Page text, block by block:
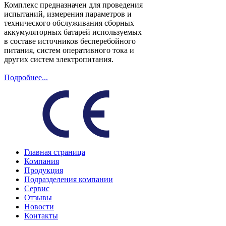
Комплекс предназначен для проведения
испытаний, измерения параметров и
технического обслуживания сборных
аккумуляторных батарей используемых
в составе источников бесперебойного
питания, систем оперативного тока и
других систем электропитания.
Подробнее...
Главная страница
Компания
Продукция
Подразделения компании
Сервис
Отзывы
Новости
Контакты